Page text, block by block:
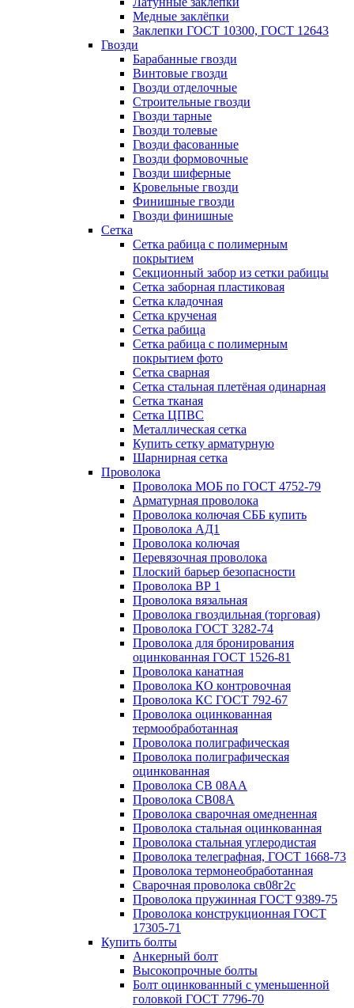
Медные заклёпки
Заклепки ГОСТ 10300, ГОСТ 12643
Гвозди
Барабанные гвозди
Винтовые гвозди
Гвозди отделочные
Строительные гвозди
Гвозди тарные
Гвозди толевые
Гвозди фасованные
Гвозди формовочные
Гвозди шиферные
Кровельные гвозди
Финишные гвозди
Гвозди финишные
Сетка
Сетка рабица с полимерным
покрытием
Секционный забор из сетки рабицы
Сетка заборная пластиковая
Сетка кладочная
Сетка крученая
Сетка рабица
Сетка рабица с полимерным
покрытием фото
Сетка сварная
Сетка стальная плетёная одинарная
Сетка тканая
Сетка ЦПВС
Металлическая сетка
Купить сетку арматурную
Шарнирная сетка
Проволока
Проволока МОБ по ГОСТ 4752-79
Арматурная проволока
Проволока колючая СББ купить
Проволока АД1
Проволока колючая
Перевязочная проволока
Плоский барьер безопасности
Проволока ВР 1
Проволока вязальная
Проволока гвоздильная (торговая)
Проволока ГОСТ 3282-74
Проволока для бронирования
оцинкованная ГОСТ 1526-81
Проволока канатная
Проволока КО контровочная
Проволока КС ГОСТ 792-67
Проволока оцинкованная
термообработанная
Проволока полиграфическая
Проволока полиграфическая
оцинкованная
Проволока СВ 08АА
Проволока СВ08А
Проволока сварочная омедненная
Проволока стальная оцинкованная
Проволока стальная углеродистая
Проволока телеграфная, ГОСТ 1668-73
Проволока термонеобработанная
Сварочная проволока св08г2с
Проволока пружинная ГОСТ 9389-75
Проволока конструкционная ГОСТ
17305-71
Купить болты
Анкерный болт
Высокопрочные болты
Болт оцинкованный с уменьшенной
головкой ГОСТ 7796-70